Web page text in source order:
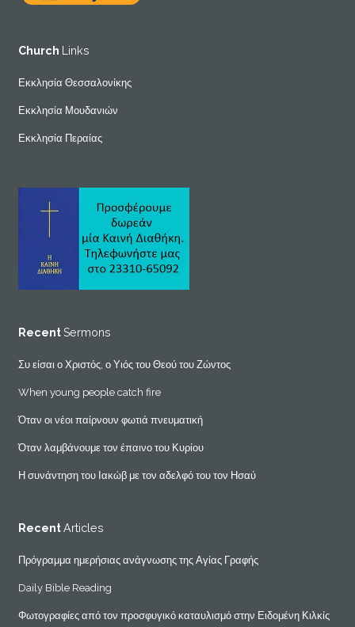
Church Links
Εκκλησία Θεσσαλονίκης
Εκκλησία Μουδανιών
Εκκλησία Περαίας
RecentSermons
Συ είσαι ο Χριστός, ο Υιός του Θεού του Ζώντος
When young people catch fire
Όταν οι νέοι παίρνουν φωτιά πνευματική
Όταν λαμβάνουμε τον έπαινο του Κυρίου
Η συνάντηση του Ιακώβ με τον αδελφό του τον Ησαύ
RecentArticles
Πρόγραμμα ημερήσιας ανάγνωσης της Αγίας Γραφής
Daily Bible Reading
Φωτογραφίες από τον προσφυγικό καταυλισμό στην Ειδομένη Κιλκίς